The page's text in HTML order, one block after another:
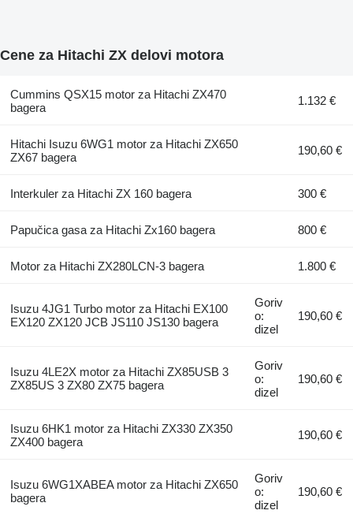
Cene za Hitachi ZX delovi motora
Cummins QSX15 motor za Hitachi ZX470
bagera
1.132 €
Hitachi Isuzu 6WG1 motor za Hitachi ZX650
ZX67 bagera
190,60 €
Interkuler za Hitachi ZX 160 bagera 300 €
Papučica gasa za Hitachi Zx160 bagera 800 €
Motor za Hitachi ZX280LCN-3 bagera 1.800 €
Isuzu 4JG1 Turbo motor za Hitachi EX100
EX120 ZX120 JCB JS110 JS130 bagera
Goriv
o:
dizel
190,60 €
Isuzu 4LE2X motor za Hitachi ZX85USB 3
ZX85US 3 ZX80 ZX75 bagera
Goriv
o:
dizel
190,60 €
Isuzu 6HK1 motor za Hitachi ZX330 ZX350
ZX400 bagera
190,60 €
Isuzu 6WG1XABEA motor za Hitachi ZX650
bagera
Goriv
o:
dizel
190,60 €